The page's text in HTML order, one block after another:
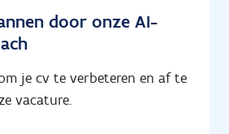
door onze AI-
je cv te verbeteren en af te
vacature.